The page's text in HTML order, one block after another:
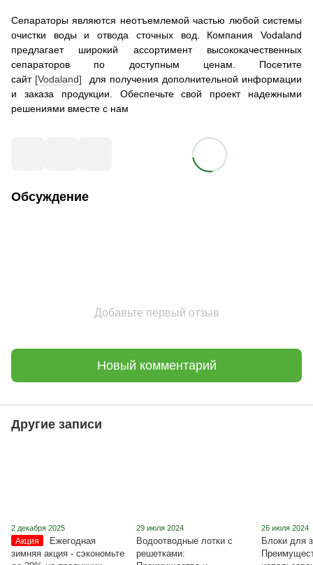
Сепараторы являются неотъемлемой частью любой системы
очистки воды и отвода сточных вод. Компания Vodaland
предлагает широкий ассортимент высококачественных
сепараторов по доступным ценам. Посетите
сайт [Vodaland] для получения дополнительной информации
и заказа продукции. Обеспечьте свой проект надежными
решениями вместе с нам
Обсуждение
Добавьте первый отзыв
Новый комментарий
Другие записи
2 декабря 2025
Акция
Ежегодная
зимняя акция - сэкономьте
29 июля 2024
Водоотводные лотки с
решетками:
26 июля 2024
Блоки для